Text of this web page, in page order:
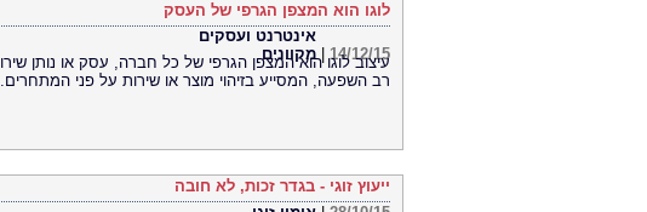
לוגו הוא המצפן הגרפי של העסק
14/12/15
אינטרנט ועסקים
מקוונים
רב השפעה, המסייע בזיהוי מוצר או שירות על פני המתחרים.
ייעוץ זוגי - בגדר זכות, לא חובה